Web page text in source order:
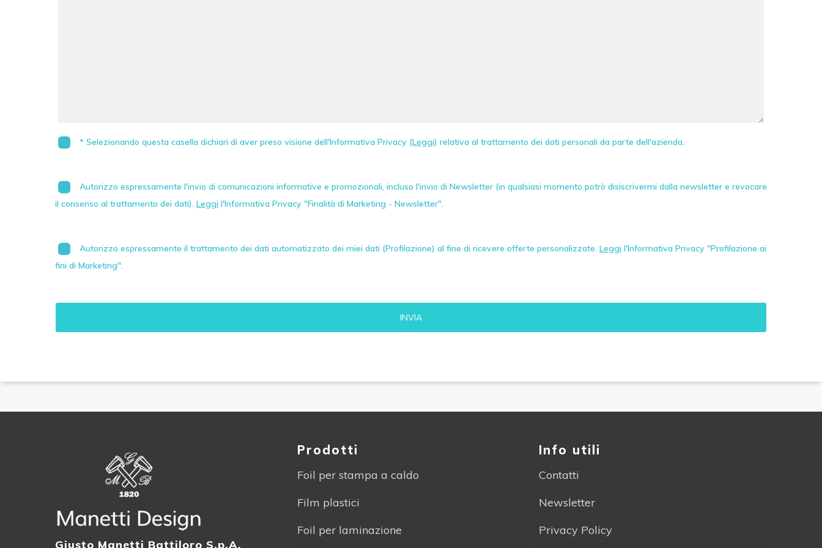
* Selezionando questa casella dichiari di aver preso visione dell'Informativa Privacy (Leggi) relativa al trattamento dei dati personali da parte dell'azienda.
Autorizzo espressamente l'invio di comunicazioni informative e promozionali, incluso l'invio di Newsletter (in qualsiasi momento potrò disiscrivermi dalla newsletter e revocare
il consenso al trattamento dei dati). Leggi l'Informativa Privacy "Finalità di Marketing - Newsletter".
Autorizzo espressamente il trattamento dei dati automatizzato dei miei dati (Profilazione) al fine di ricevere offerte personalizzate. Leggi l'Informativa Privacy "Profilazione ai
fini di Marketing".
Giusto Manetti Battiloro S.p.A.
Prodotti
Foil per stampa a caldo
Film plastici
Foil per laminazione
Info utili
Contatti
Newsletter
Privacy Policy